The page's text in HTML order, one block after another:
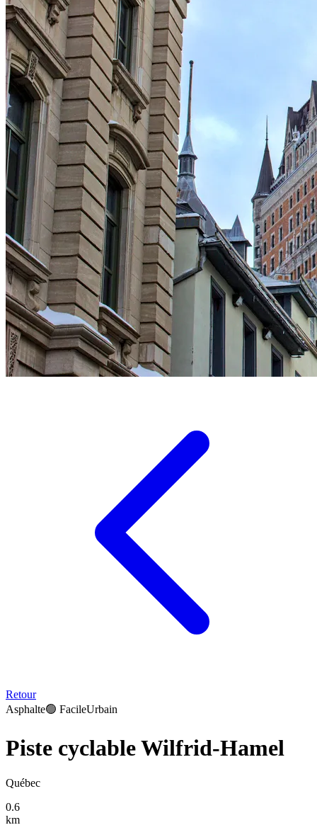
Retour
Asphalte🟢 FacileUrbain
Piste cyclable Wilfrid-Hamel
Québec
0.6
km